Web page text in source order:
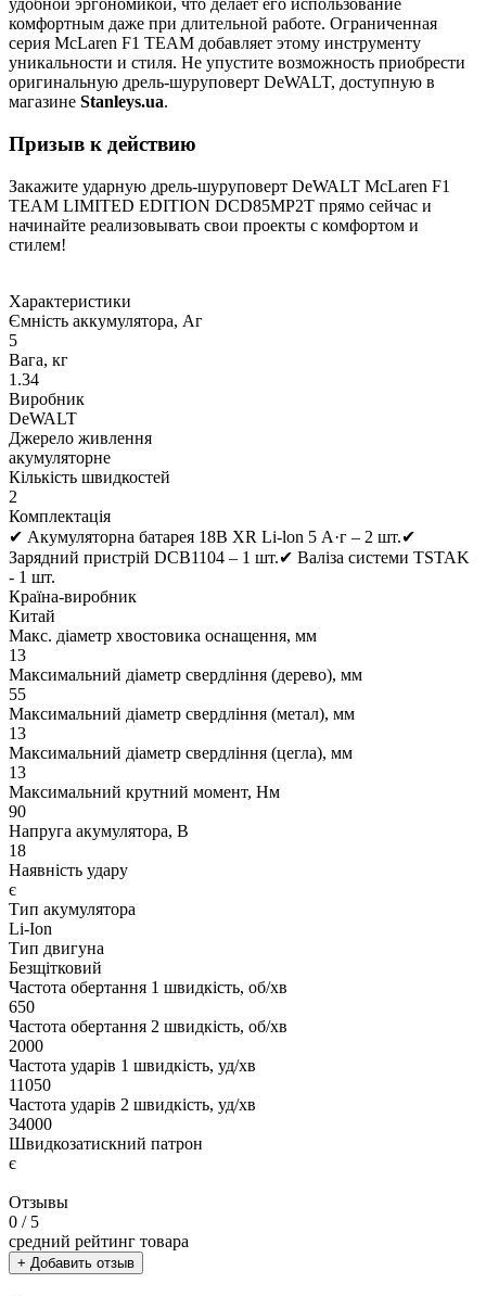
удобной эргономикой, что делает его использование
комфортным даже при длительной работе. Ограниченная
серия McLaren F1 TEAM добавляет этому инструменту
уникальности и стиля. Не упустите возможность приобрести
оригинальную дрель-шуруповерт DeWALT, доступную в
магазине Stanleys.ua.
Призыв к действию
Закажите ударную дрель-шуруповерт DeWALT McLaren F1
TEAM LIMITED EDITION DCD85MP2T прямо сейчас и
начинайте реализовывать свои проекты с комфортом и
стилем!
Характеристики
Ємність аккумулятора, Аг
5
Вага, кг
1.34
Виробник
DeWALT
Джерело живлення
акумуляторне
Кількість швидкостей
2
Комплектація
✔ Акумуляторна батарея 18В XR Li-lon 5 А·г – 2 шт.✔
Зарядний пристрій DCB1104 – 1 шт.✔ Валіза системи TSTAK
- 1 шт.
Країна-виробник
Китай
Макс. діаметр хвостовика оснащення, мм
13
Максимальний діаметр свердління (дерево), мм
55
Максимальний діаметр свердління (метал), мм
13
Максимальний діаметр свердління (цегла), мм
13
Максимальний крутний момент, Нм
90
Напруга акумулятора, В
18
Наявність удару
є
Тип акумулятора
Li-Ion
Тип двигуна
Безщітковий
Частота обертання 1 швидкість, об/хв
650
Частота обертання 2 швидкість, об/хв
2000
Частота ударів 1 швидкість, уд/хв
11050
Частота ударів 2 швидкість, уд/хв
34000
Швидкозатискний патрон
є
Отзывы
0 / 5
средний рейтинг товара
+ Добавить отзыв